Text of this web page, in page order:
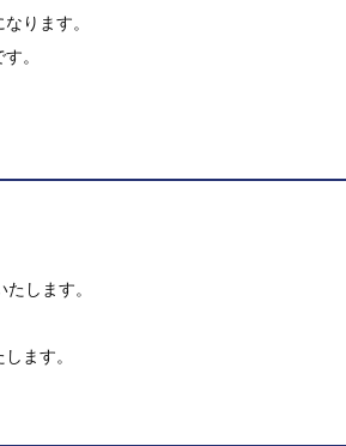
ります。
。
します。
ます。